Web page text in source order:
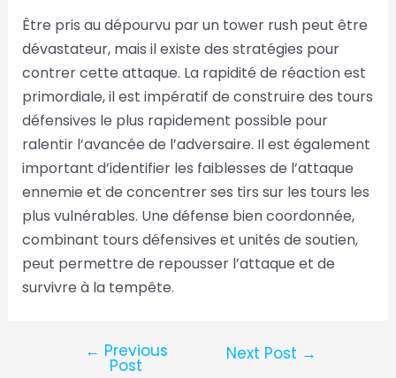
Être pris au dépourvu par un tower rush peut être
dévastateur, mais il existe des stratégies pour
contrer cette attaque. La rapidité de réaction est
primordiale, il est impératif de construire des tours
défensives le plus rapidement possible pour
ralentir l’avancée de l’adversaire. Il est également
important d’identifier les faiblesses de l’attaque
ennemie et de concentrer ses tirs sur les tours les
plus vulnérables. Une défense bien coordonnée,
combinant tours défensives et unités de soutien,
peut permettre de repousser l’attaque et de
survivre à la tempête.
← Previous
Post
Next Post →